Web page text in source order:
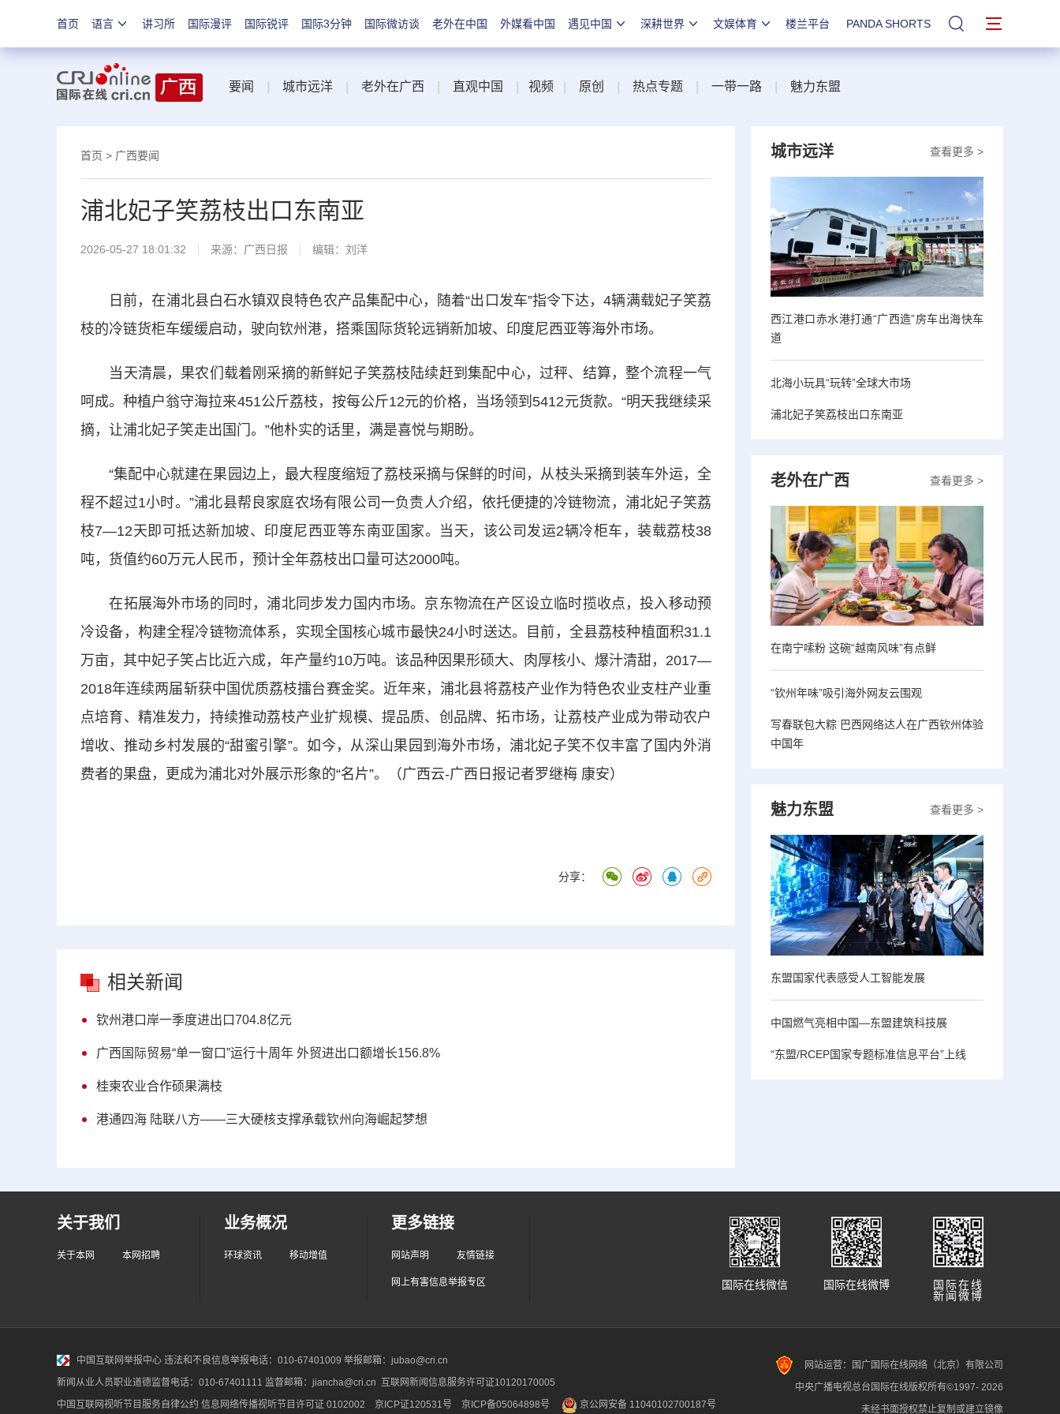
首页 语言 讲习所 国际漫评 国际锐评 国际3分钟 国际微访谈 老外在中国 外媒看中国 遇见中国 深耕世界 文娱体育 楼兰平台 PANDA SHORTS 站内搜索
要闻 城市远洋 老外在广西 直观中国 视频 原创 热点专题 一带一路 魅力东盟
首页 > 广西要闻
浦北妃子笑荔枝出口东南亚
2026-05-27 18:01:32 来源： 广西日报 编辑：刘洋
日前，在浦北县白石水镇双良特色农产品集配中心，随着“出口发车”指令下达，4辆满载妃子笑荔
枝的冷链货柜车缓缓启动，驶向钦州港，搭乘国际货轮远销新加坡、印度尼西亚等海外市场。
当天清晨，果农们载着刚采摘的新鲜妃子笑荔枝陆续赶到集配中心，过秤、结算，整个流程一气
呵成。种植户翁守海拉来451公斤荔枝，按每公斤12元的价格，当场领到5412元货款。“明天我继续采
摘，让浦北妃子笑走出国门。”他朴实的话里，满是喜悦与期盼。
“集配中心就建在果园边上，最大程度缩短了荔枝采摘与保鲜的时间，从枝头采摘到装车外运，全
程不超过1小时。”浦北县帮良家庭农场有限公司一负责人介绍，依托便捷的冷链物流，浦北妃子笑荔
枝7—12天即可抵达新加坡、印度尼西亚等东南亚国家。当天，该公司发运2辆冷柜车，装载荔枝38
吨，货值约60万元人民币，预计全年荔枝出口量可达2000吨。
在拓展海外市场的同时，浦北同步发力国内市场。京东物流在产区设立临时揽收点，投入移动预
冷设备，构建全程冷链物流体系，实现全国核心城市最快24小时送达。目前，全县荔枝种植面积31.1
万亩，其中妃子笑占比近六成，年产量约10万吨。该品种因果形硕大、肉厚核小、爆汁清甜，2017—
2018年连续两届斩获中国优质荔枝擂台赛金奖。近年来，浦北县将荔枝产业作为特色农业支柱产业重
点培育、精准发力，持续推动荔枝产业扩规模、提品质、创品牌、拓市场，让荔枝产业成为带动农户
增收、推动乡村发展的“甜蜜引擎”。如今，从深山果园到海外市场，浦北妃子笑不仅丰富了国内外消
费者的果盘，更成为浦北对外展示形象的“名片”。（广西云-广西日报记者罗继梅 康安）
分享：
相关新闻
钦州港口岸一季度进出口704.8亿元
广西国际贸易“单一窗口”运行十周年 外贸进出口额增长156.8%
桂柬农业合作硕果满枝
港通四海 陆联八方——三大硬核支撑承载钦州向海崛起梦想
查看更多 >
城市远洋
西江港口赤水港打通“广西造”房车出海快车
道
北海小玩具“玩转”全球大市场
浦北妃子笑荔枝出口东南亚
查看更多 >
老外在广西
在南宁嗦粉 这碗“越南风味”有点鲜
“钦州年味”吸引海外网友云围观
写春联包大粽 巴西网络达人在广西钦州体验
中国年
查看更多 >
魅力东盟
东盟国家代表感受人工智能发展
中国燃气亮相中国—东盟建筑科技展
“东盟/RCEP国家专题标准信息平台”上线
关于我们
关于本网 本网招聘
业务概况
环球资讯 移动增值
更多链接
网站声明 友情链接
网上有害信息举报专区
国际在线
新闻微博
国际在线微博
国际在线微信
中国互联网举报中心 违法和不良信息举报电话：010-67401009 举报邮箱：jubao@cri.cn
新闻从业人员职业道德监督电话：010-67401111 监督邮箱：jiancha@cri.cn 互联网新闻信息服务许可证10120170005
中国互联网视听节目服务自律公约 信息网络传播视听节目许可证 0102002 京ICP证120531号 京ICP备05064898号 京公网安备 11040102700187号
网站运营：国广国际在线网络（北京）有限公司
中央广播电视总台国际在线版权所有©1997- 2026
未经书面授权禁止复制或建立镜像